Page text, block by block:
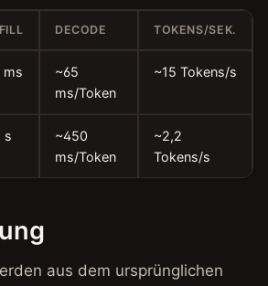
DECODE TOKENS/SEK.
ms
~65
ms/Token
~15 Tokens/s
s
~450
ms/Token
~2,2
Tokens/s
aus dem ursprünglichen